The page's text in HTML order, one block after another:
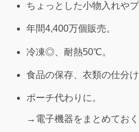
ちょっとした小物入れやプ
年間4,400万個販売。
冷凍◎、耐熱50℃。
食品の保存、衣類の仕分
ポーチ代わりに。
→電子機器をまとめてお